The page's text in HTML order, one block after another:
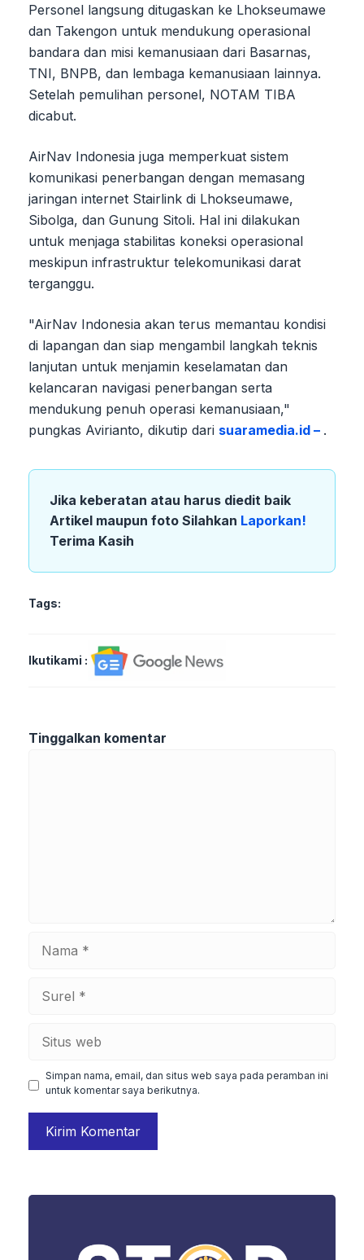
Personel langsung ditugaskan ke Lhokseumawe
dan Takengon untuk mendukung operasional
bandara dan misi kemanusiaan dari Basarnas,
TNI, BNPB, dan lembaga kemanusiaan lainnya.
Setelah pemulihan personel, NOTAM TIBA
dicabut.
AirNav Indonesia juga memperkuat sistem
komunikasi penerbangan dengan memasang
jaringan internet Stairlink di Lhokseumawe,
Sibolga, dan Gunung Sitoli. Hal ini dilakukan
untuk menjaga stabilitas koneksi operasional
meskipun infrastruktur telekomunikasi darat
terganggu.
"AirNav Indonesia akan terus memantau kondisi
di lapangan dan siap mengambil langkah teknis
lanjutan untuk menjamin keselamatan dan
kelancaran navigasi penerbangan serta
mendukung penuh operasi kemanusiaan,"
pungkas Avirianto, dikutip dari suaramedia.id – .
Jika keberatan atau harus diedit baik
Artikel maupun foto Silahkan Laporkan!
Terima Kasih
Tags:
Ikutikami :
Tinggalkan komentar
Simpan nama, email, dan situs web saya pada peramban ini
untuk komentar saya berikutnya.